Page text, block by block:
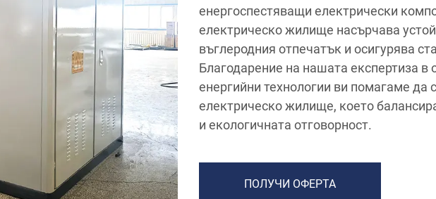
енергоспестяващи електрически
електрическо жилище насърчава
въглеродния отпечатък и осигурява
Благодарение на нашата експертиза в
енергийни технологии ви помагаме да
електрическо жилище, което
и екологичната отговорност.
ПОЛУЧИ ОФЕРТА